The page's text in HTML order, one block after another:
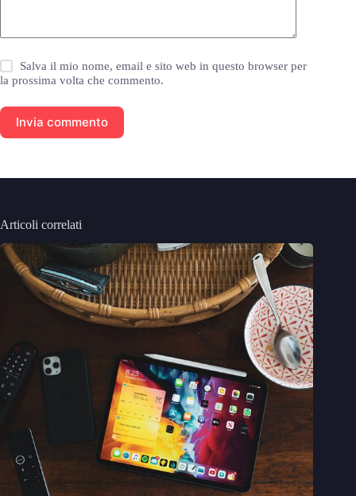
Salva il mio nome, email e sito web in questo browser per
la prossima volta che commento.
Invia commento
Articoli correlati